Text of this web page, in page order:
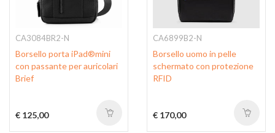
CA3084BR2-N
Borsello porta iPad®mini
con passante per auricolari
Brief
€ 125,00
CA6899B2-N
Borsello uomo in pelle
schermato con protezione
RFID
€ 170,00